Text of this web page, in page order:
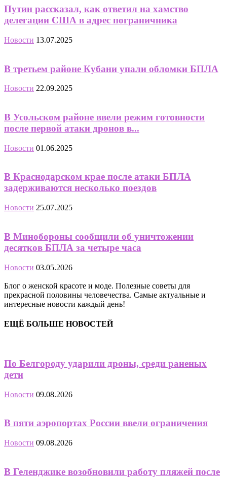
Путин рассказал, как ответил на хамство
делегации США в адрес пограничника
Новости 13.07.2025
В третьем районе Кубани упали обломки БПЛА
Новости 22.09.2025
В Усольском районе ввели режим готовности
после первой атаки дронов в...
Новости 01.06.2025
В Краснодарском крае после атаки БПЛА
задерживаются несколько поездов
Новости 25.07.2025
В Минобороны сообщили об уничтожении
десятков БПЛА за четыре часа
Новости 03.05.2026
Блог о женской красоте и моде. Полезные советы для
прекрасной половины человечества. Самые актуальные и
интересные новости каждый день!
ЕЩЁ БОЛЬШЕ НОВОСТЕЙ
По Белгороду ударили дроны, среди раненых
дети
Новости 09.08.2026
В пяти аэропортах России ввели ограничения
Новости 09.08.2026
В Геленджике возобновили работу пляжей после